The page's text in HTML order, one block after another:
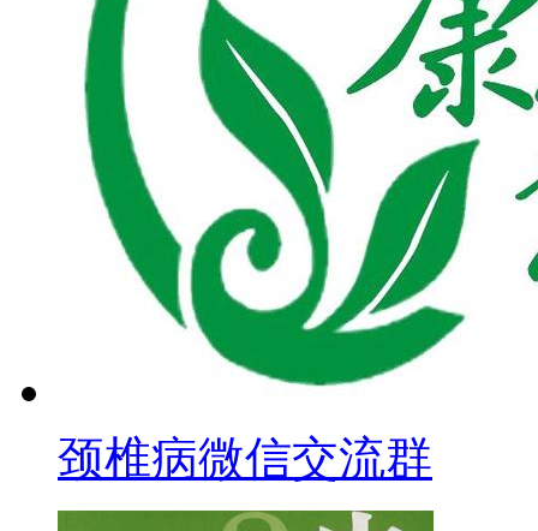
颈椎病微信交流群